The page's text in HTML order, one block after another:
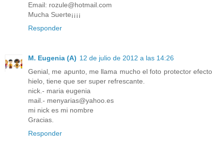
Email: rozule@hotmail.com
Mucha Suerte¡¡¡¡
Responder
M. Eugenia (A) 12 de julio de 2012 a las 14:26
Genial, me apunto, me llama mucho el foto protector efecto
hielo, tiene que ser super refrescante.
nick.- maria eugenia
mail.- menyarias@yahoo.es
mi nick es mi nombre
Gracias.
Responder